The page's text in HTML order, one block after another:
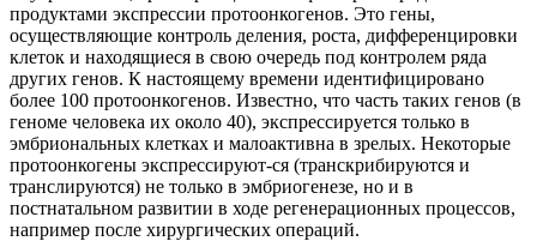
продуктами экспрессии протоонкогенов. Это гены,
осуществляющие контроль деления, роста, дифференцировки
клеток и находящиеся в свою очередь под контролем ряда
других генов. К настоящему времени идентифицировано
более 100 протоонкогенов. Известно, что часть таких генов (в
геноме человека их около 40), экспрессируется только в
эмбриональных клетках и малоактивна в зрелых. Некоторые
протоонкогены экспрессируют-ся (транскрибируются и
транслируются) не только в эмбриогенезе, но и в
постнатальном развитии в ходе регенерационных процессов,
например после хирургических операций.